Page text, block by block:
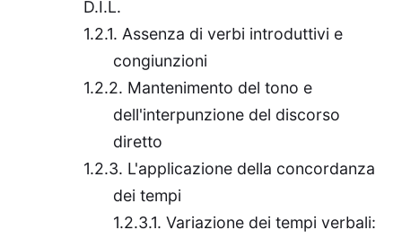
D.I.L.
Assenza di verbi introduttivi e
congiunzioni
Mantenimento del tono e
dell'interpunzione del discorso
diretto
L'applicazione della concordanza
dei tempi
Variazione dei tempi verbali: